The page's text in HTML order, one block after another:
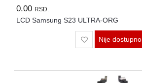
0.00 RSD.
LCD Samsung S23 ULTRA-ORG
Nije dostupno